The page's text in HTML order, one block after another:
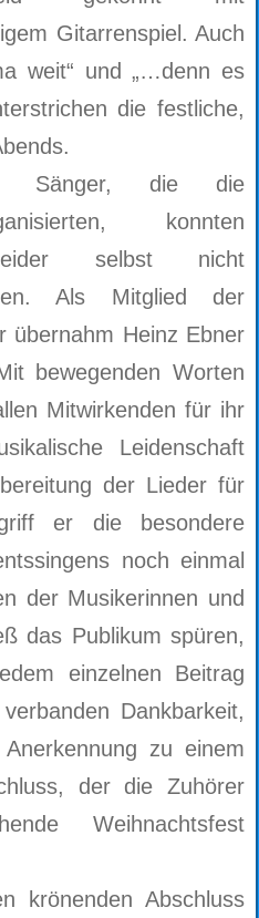
Gitarrenspiel. Auch
weit“ und „…denn es
die festliche,
Sänger, die die
konnten
leider selbst nicht
Als Mitglied der
übernahm Heinz Ebner
bewegenden Worten
Mitwirkenden für ihr
Leidenschaft
der Lieder für
er die besondere
noch einmal
der Musikerinnen und
das Publikum spüren,
einzelnen Beitrag
Dankbarkeit,
zu einem
der die Zuhörer
Weihnachtsfest
Abschluss